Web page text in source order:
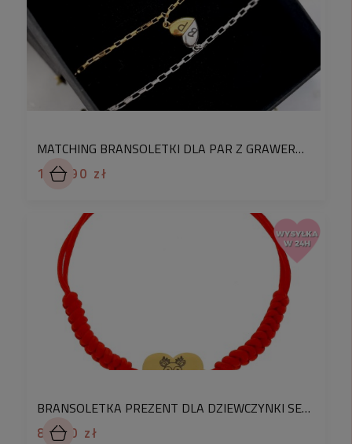
prezentowej z galerii, a my zapakujemy na nią
zakupiony produkt. Pakowanie prezentów dla
Waszych bliskich to dla nas przyjemność.
Oto odpowiedzi na najczęstsze pytania
dotyczące naszych produktów:
- Nie, Jest hipoalergiczna – mogą ją nosić osoby
cierpiące na alergię kontaktową
-Nie, jest odporna na utlenianie –
nie zmienia
koloru w trakcie użytkowania.
Biżuteria ze stali
posiada swoją własną ochronę UV, która
uniemożliwia zmiany kolorystyczne spowodowane
między innymi wpływem światła.
Czy stal chirurgiczna rdzewieje?
-Nie, Jest odporna na korozję– nie rdzewieje.
MATCHING BRANSOLETKI DLA PAR Z GRAWEREM INICJAŁÓW NA POŁÓWKACH SERCA NA MAGNES
149,90 zł
BRANSOLETKA PREZENT DLA DZIEWCZYNKI SERDUSZKO Z GRAWEREM JELONKA Z IMIENIEM NA SZNURKU
89,90 zł